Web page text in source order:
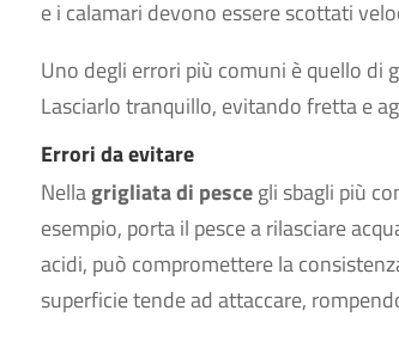
e i calamari devono essere scottati
Uno degli errori più comuni è quello di
Lasciarlo tranquillo, evitando fretta e
Errori da evitare
Nellagrigliata di pescegli sbagli più
esempio, porta il pesce a rilasciare
acidi, può compromettere la
superficie tende ad attaccare,